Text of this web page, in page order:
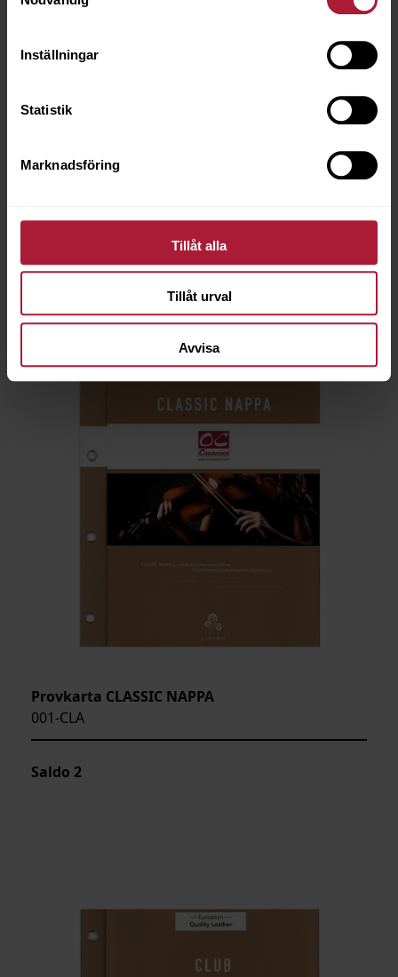
Inställningar
Statistik
Marknadsföring
Tillåt alla
Tillåt urval
Avvisa
001-CHY
Provkarta CLASSIC NAPPA
001-CLA
Saldo 2